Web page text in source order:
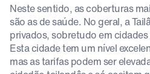
Neste sentido, as coberturas
são as de saúde. No geral, a
privados, sobretudo em
Esta cidade tem um nível
mas as tarifas podem ser